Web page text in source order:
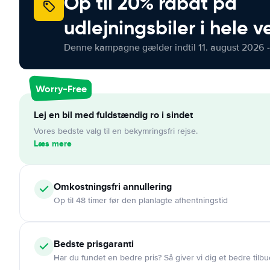
udlejningsbiler i hele
Denne kampagne gælder indtil 11. august 2026
Worry-Free
Lej en bil med fuldstændig ro i sindet
Vores bedste valg til en bekymringsfri rejse.
Læs mere
Omkostningsfri annullering
Op til 48 timer før den planlagte afhentningstid
Bedste prisgaranti
Har du fundet en bedre pris? Så giver vi dig et bedre